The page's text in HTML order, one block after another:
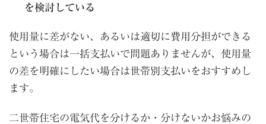
を検討している
使用量に差がない、あるいは適切に費用分担ができる
という場合は一括支払いで問題ありませんが、使用量
の差を明確にしたい場合は世帯別支払いをおすすめし
ます。
二世帯住宅の電気代を分けるか・分けないかお悩みの